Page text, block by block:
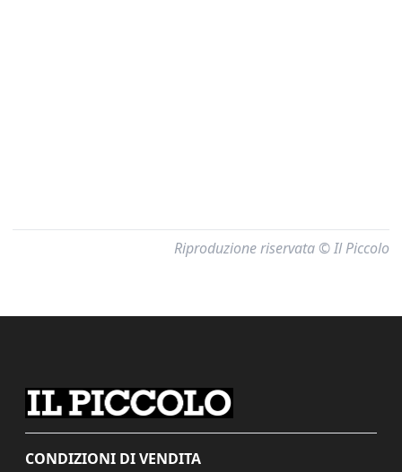
Riproduzione riservata © Il Piccolo
CONDIZIONI DI VENDITA